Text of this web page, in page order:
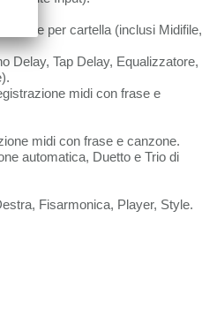
file per cartella (inclusi Midifile,
Delay, Tap Delay, Equalizzatore,
midi con frase e
midi con frase e canzone.
automatica, Duetto e Trio di
Fisarmonica, Player, Style.